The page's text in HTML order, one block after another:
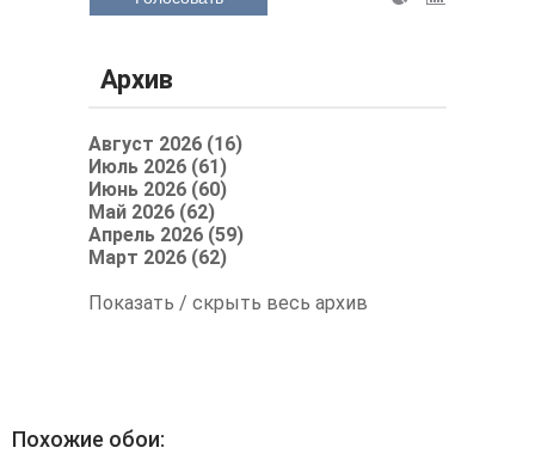
Нравится ли Вам наш сайт,
Да, нравится, зайду обязательно
Нормально, на один раз
Негативно, в обоях нету смысла
Голосовать
Архив
Май 2026 (62)